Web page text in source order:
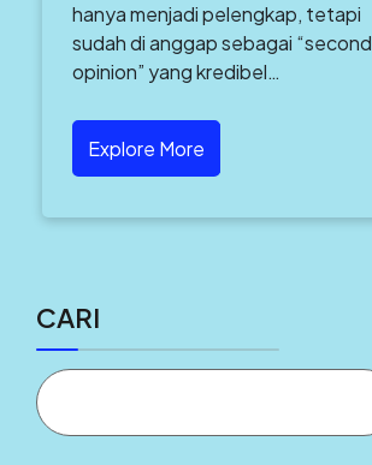
hanya menjadi pelengkap, tetapi
sudah di anggap sebagai “second
opinion” yang kredibel…
Explore More
CARI